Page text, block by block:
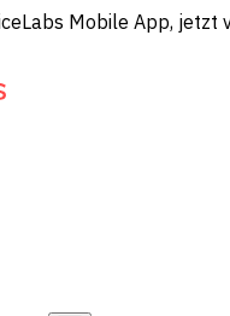
Mobile App, jetzt